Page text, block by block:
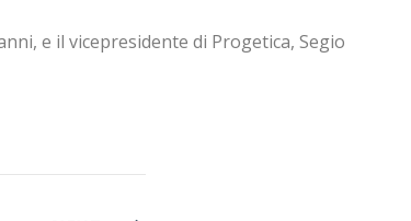
e il vicepresidente di Progetica, Segio